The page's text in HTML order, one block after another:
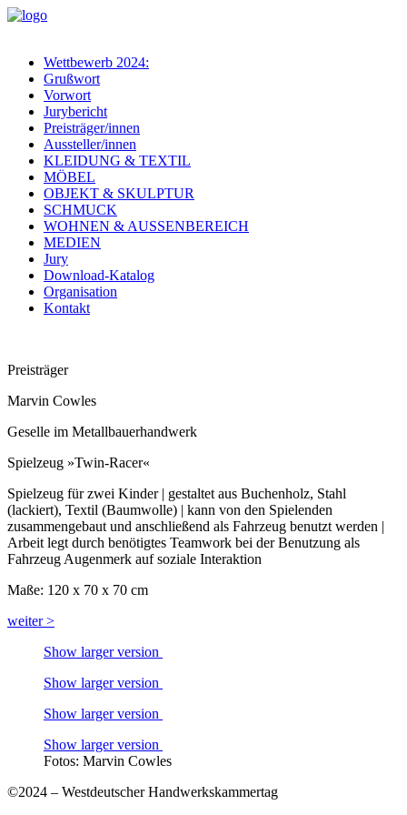
Wettbewerb 2024:
Grußwort
Vorwort
Jurybericht
Preisträger/innen
Aussteller/innen
KLEIDUNG & TEXTIL
MÖBEL
OBJEKT & SKULPTUR
SCHMUCK
WOHNEN & AUSSENBEREICH
MEDIEN
Jury
Download-Katalog
Organisation
Kontakt
Preisträger
Marvin Cowles
Geselle im Metallbauerhandwerk
Spielzeug »Twin-Racer«
Spielzeug für zwei Kinder | gestaltet aus Buchenholz, Stahl
(lackiert), Textil (Baumwolle) | kann von den Spielenden
zusammengebaut und anschließend als Fahrzeug benutzt werden |
Arbeit legt durch benötigtes Teamwork bei der Benutzung als
Fahrzeug Augenmerk auf soziale Interaktion
Maße: 120 x 70 x 70 cm
weiter >
Show larger version
Show larger version
Show larger version
Show larger version
Fotos: Marvin Cowles
©2024 – Westdeutscher Handwerkskammertag